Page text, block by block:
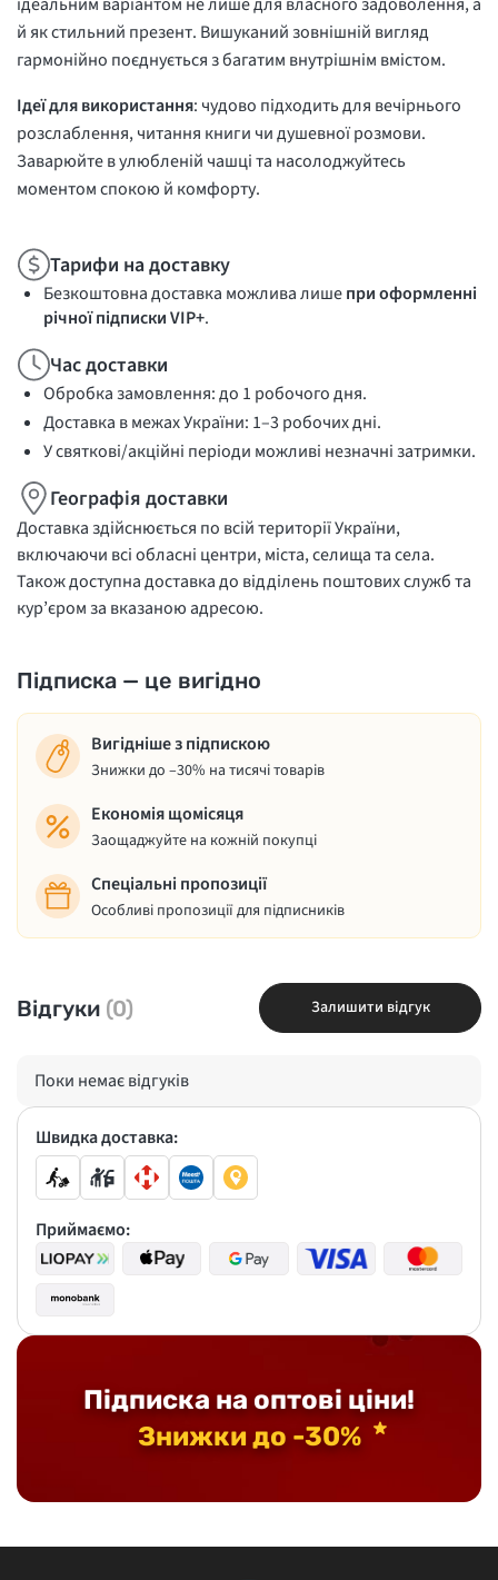
й як стильний презент. Вишуканий зовнішній вигляд
гармонійно поєднується з багатим внутрішнім вмістом.
Ідеї для використання: чудово підходить для вечірнього
розслаблення, читання книги чи душевної розмови.
Заварюйте в улюбленій чашці та насолоджуйтесь
моментом спокою й комфорту.
Тарифи на доставку
Безкоштовна доставка можлива лишепри оформленні
річної підписки VIP+.
Час доставки
Обробка замовлення: до 1 робочого дня.
Доставка в межах України: 1–3 робочих дні.
У святкові/акційні періоди можливі незначні затримки.
Географія доставки
Доставка здійснюється по всій території України,
включаючи всі обласні центри, міста, селища та села.
Також доступна доставка до відділень поштових служб та
кур’єром за вказаною адресою.
Підписка — це вигідно
Вигідніше з підпискою
Знижки до –30% на тисячі товарів
Економія щомісяця
Заощаджуйте на кожній покупці
Спеціальні пропозиції
Особливі пропозиції для підписників
Відгуки (0) Залишити відгук
Поки немає відгуків
Підписка на оптові ціни!
Знижки до -30%
Швидка доставка:
Приймаємо: